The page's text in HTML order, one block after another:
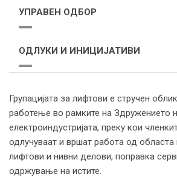
УПРАВЕН ОДБОР
ОДЛУКИ И ИНИЦИЈАТИВИ
Групацијата за лифтови е стручен
работење во рамките на Здружението
електроиндустријата, преку кои
одлучуваат и вршат работа од
лифтови и нивни делови, поправка
одржување на истите.